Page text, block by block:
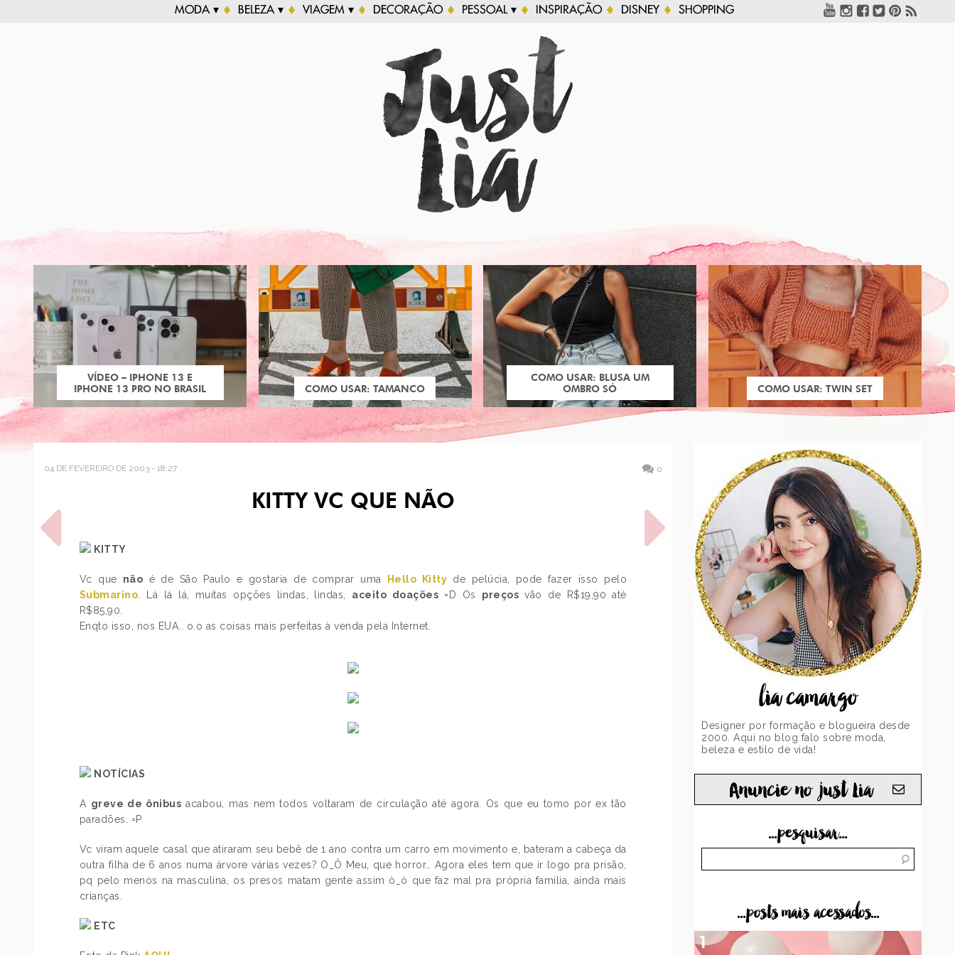
MODA ▾ BELEZA ▾ VIAGEM ▾ DECORAÇÃO PESSOAL ▾ INSPIRAÇÃO DISNEY SHOPPING
VÍDEO – IPHONE 13 E
IPHONE 13 PRO NO BRASIL
COMO USAR: TAMANCO
COMO USAR: BLUSA UM
OMBRO SÓ
COMO USAR: TWIN SET
04 DE FEVEREIRO DE 2003 - 18:27 0
KITTY VC QUE NÃO
KITTY
Vc que não é de São Paulo e gostaria de comprar uma Hello Kitty de pelúcia, pode fazer isso pelo
Submarino . Lá lá lá, muitas opções lindas, lindas, aceito doações =D Os preços vão de R$19,90 até
R$85,90.
Enqto isso, nos EUA.. o.o as coisas mais perfeitas à venda pela Internet.
NOTÍCIAS
A greve de ônibus acabou, mas nem todos voltaram de circulação até agora. Os que eu tomo por ex tão
paradões. =P
Vc viram aquele casal que atiraram seu bebê de 1 ano contra um carro em movimento e, bateram a cabeça da
outra filha de 6 anos numa árvore várias vezes? O_Ô Meu, que horror… Agora eles tem que ir logo pra prisão,
pq pelo menos na masculina, os presos matam gente assim ò_ó que faz mal pra própria família, ainda mais
crianças.
ETC
POST ANTERIOR
TEMPLATE SHOP HJ EM
PRÓXIMO POST
lia camargo
Designer por formação e blogueira desde
2000. Aqui no blog falo sobre moda,
beleza e estilo de vida!
Anuncie no just Lia
...pesquisar...
...posts mais acessados...
1